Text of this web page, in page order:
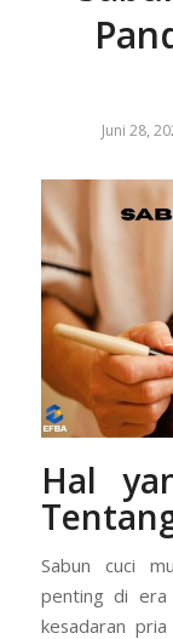
Juni 28,
Hal
Sabun cuci
penting di era
kesadaran